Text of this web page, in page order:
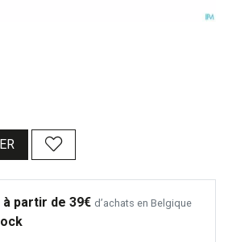
partir de 39€ d’achats en Belgique